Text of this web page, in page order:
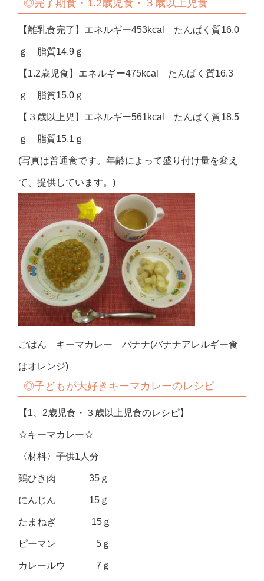
◎完了期食・1.2歳児食・３歳以上児食
【離乳食完了】エネルギー453kcal たんぱく質16.0
ｇ 脂質14.9ｇ
【1.2歳児食】エネルギー475kcal たんぱく質16.3
ｇ 脂質15.0ｇ
【３歳以上児】エネルギー561kcal たんぱく質18.5
ｇ 脂質15.1ｇ
(写真は普通食です。年齢によって盛り付け量を変え
て、提供しています。)
ごはん キーマカレー バナナ(バナナアレルギー食
はオレンジ)
◎子どもが大好きキーマカレーのレシピ
【1、2歳児食・３歳以上児食のレシピ】
☆キーマカレー☆
〈材料〉子供1人分
鶏ひき肉 35ｇ
にんじん 15ｇ
たまねぎ 15ｇ
ピーマン 5ｇ
カレールウ 7ｇ